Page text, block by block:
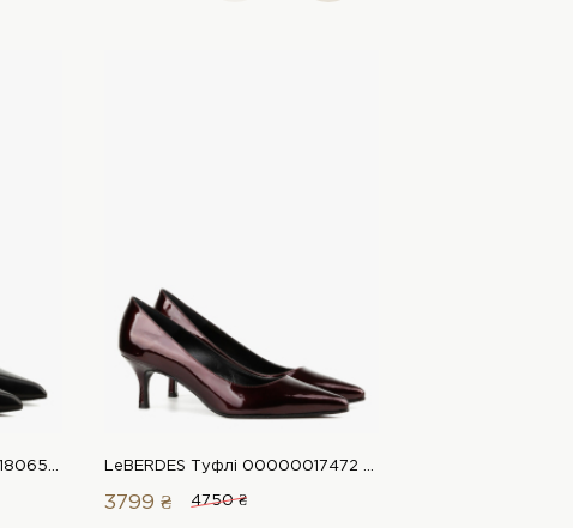
LeBERDES Туфлі 00000018065 1 Магазин взуття “Favorite Shoes” LeBERDES Туфлі 00000017472 1 Магазин взуття “Favorite Shoes”
3799 ₴ 4750 ₴